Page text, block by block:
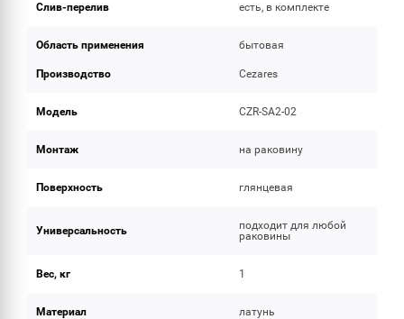
Слив-перелив есть, в комплекте
Область применения бытовая
Производство Cezares
Модель CZR-SA2-02
Монтаж на раковину
Поверхность глянцевая
Универсальность
подходит для любой
раковины
Вес, кг 1
Материал латунь